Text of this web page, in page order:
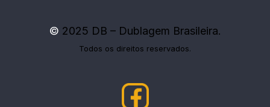
© 2025 DB – Dublagem Brasileira.
Todos os direitos reservados.